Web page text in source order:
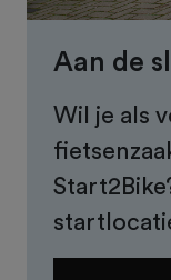
Aan de
Wil je als